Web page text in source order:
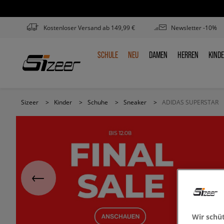
Kostenloser Versand ab 149,99 € Newsletter -10%
SCHULE
SCHULE NEU
NEU DAMEN
DAMEN HERREN
HERREN
Sizeer > Kinder > Schuhe > Sneaker > ADIDAS SUPERSTAR
Wir